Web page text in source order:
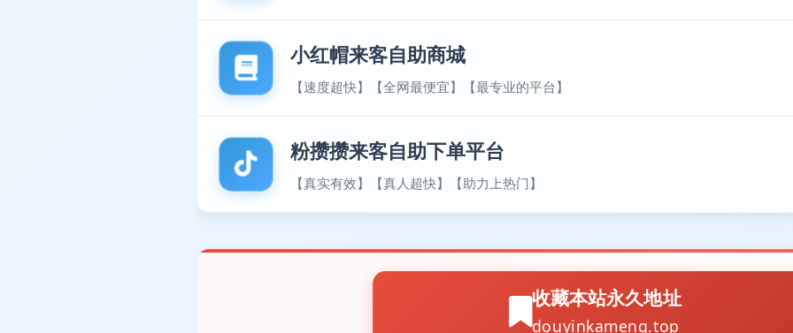
小红帽来客自助商城
【速度超快】【全网最便宜】【最专业的平台】
粉攒攒来客自助下单平台
【真实有效】【真人超快】【助力上热门】
收藏本站永久地址
douyinkameng.top